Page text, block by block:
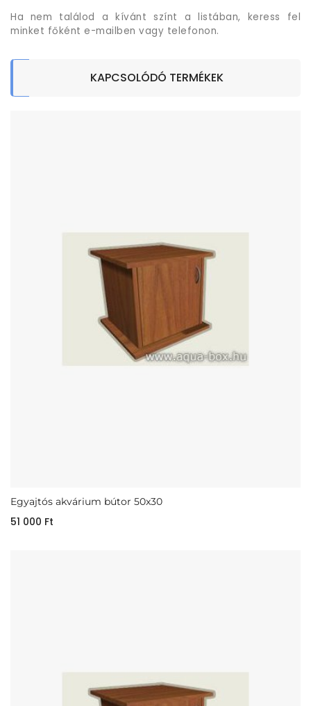
Ha nem találod a kívánt színt a listában, keress fel
minket főként e-mailben vagy telefonon.
KAPCSOLÓDÓ TERMÉKEK
Egyajtós akvárium bútor 50x30
51 000 Ft